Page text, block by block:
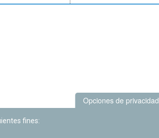
Opciones de privacidad
fines: